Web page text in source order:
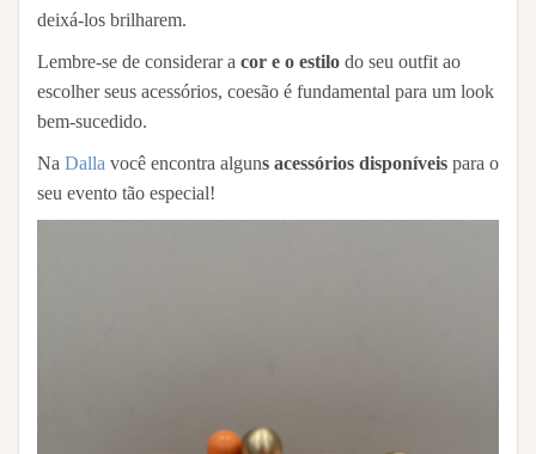
deixá-los brilharem.
Lembre-se de considerar a cor e o estilo do seu outfit ao
escolher seus acessórios, coesão é fundamental para um look
bem-sucedido.
Na Dalla você encontra alguns acessórios disponíveis para o
seu evento tão especial!